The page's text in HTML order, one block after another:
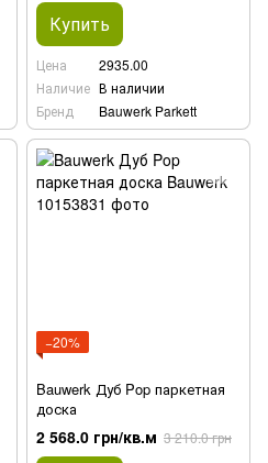
Купить
Цена
2935.00
Наличие В наличии
Бренд
Bauwerk Parkett
−20%
Bauwerk Дуб Pop паркетная
доска
2 568.0 грн/кв.м 3 210.0 грн